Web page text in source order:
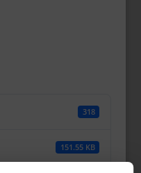
318
151.55 KB